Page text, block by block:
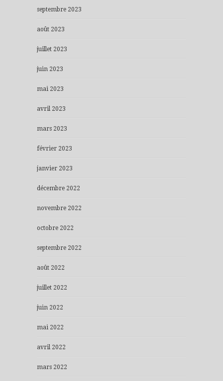
septembre 2023
août 2023
juillet 2023
juin 2023
mai 2023
avril 2023
mars 2023
février 2023
janvier 2023
décembre 2022
novembre 2022
octobre 2022
septembre 2022
août 2022
juillet 2022
juin 2022
mai 2022
avril 2022
mars 2022